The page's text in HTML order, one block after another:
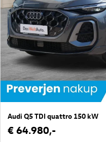
Audi Q5 TDI quattro 150 kW
€ 64.980,-